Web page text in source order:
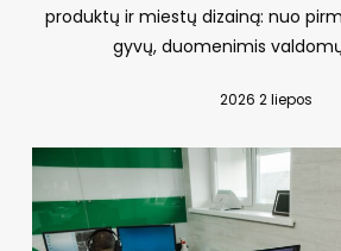
produktų ir miestų dizainą: nuo
gyvų, duomenimis
2026 2 liepos